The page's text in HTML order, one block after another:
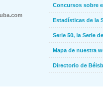
Concursos sobre
Estadísticas de la
Serie 50, la Serie
Mapa de nuestra
Directorio de